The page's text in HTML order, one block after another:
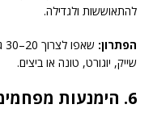
להתאוששות ולגדילה.
הפתרון:
שייק, יוגורט, טונה או ביצים.
6. הימנעות מפחמימות מחשש לעלייה במשקל